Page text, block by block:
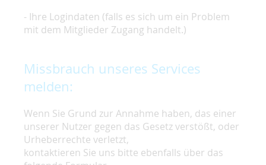
- Ihre Logindaten (falls es sich um ein Problem
mit dem Mitglieder Zugang handelt.)
Missbrauch unseres Services
melden:
Wenn Sie Grund zur Annahme haben, das einer
unserer Nutzer gegen das Gesetz verstößt, oder
Urheberrechte verletzt,
kontaktieren Sie uns bitte ebenfalls über das